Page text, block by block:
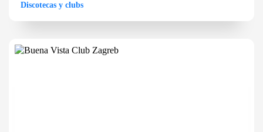
Discotecas y clubs